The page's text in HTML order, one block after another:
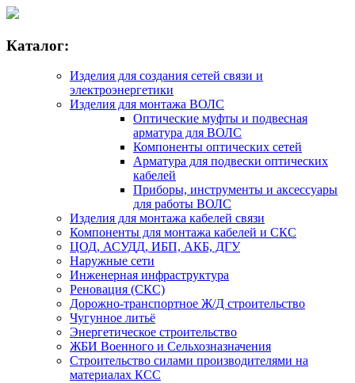
Каталог:
Изделия для создания сетей связи и
электроэнергетики
Изделия для монтажа ВОЛС
Оптические муфты и подвесная
арматура для ВОЛС
Компоненты оптических сетей
Арматура для подвески оптических
кабелей
Приборы, инструменты и аксессуары
для работы ВОЛС
Изделия для монтажа кабелей связи
Компоненты для монтажа кабелей и СКС
ЦОД, АСУДД, ИБП, АКБ, ДГУ
Наружные сети
Инженерная инфраструктура
Реновация (СКС)
Дорожно-транспортное Ж/Д строительство
Чугунное литьё
Энергетическое строительство
ЖБИ Военного и Сельхозназначения
Строительство силами производителями на
материалах КСС